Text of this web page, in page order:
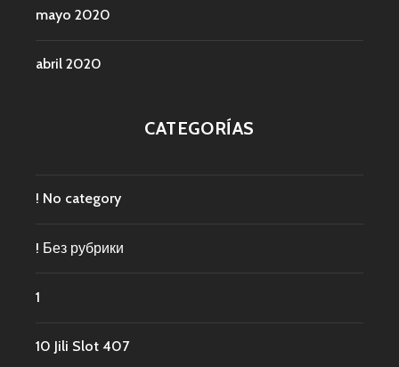
mayo 2020
abril 2020
CATEGORÍAS
! No category
! Без рубрики
1
10 Jili Slot 407